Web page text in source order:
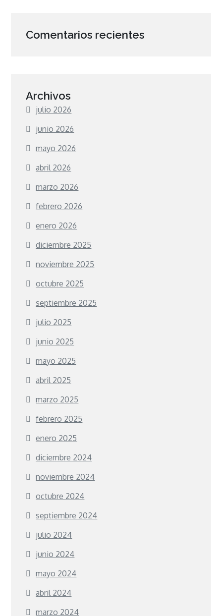
Comentarios recientes
Archivos
julio 2026
junio 2026
mayo 2026
abril 2026
marzo 2026
febrero 2026
enero 2026
diciembre 2025
noviembre 2025
octubre 2025
septiembre 2025
julio 2025
junio 2025
mayo 2025
abril 2025
marzo 2025
febrero 2025
enero 2025
diciembre 2024
noviembre 2024
octubre 2024
septiembre 2024
julio 2024
junio 2024
mayo 2024
abril 2024
marzo 2024